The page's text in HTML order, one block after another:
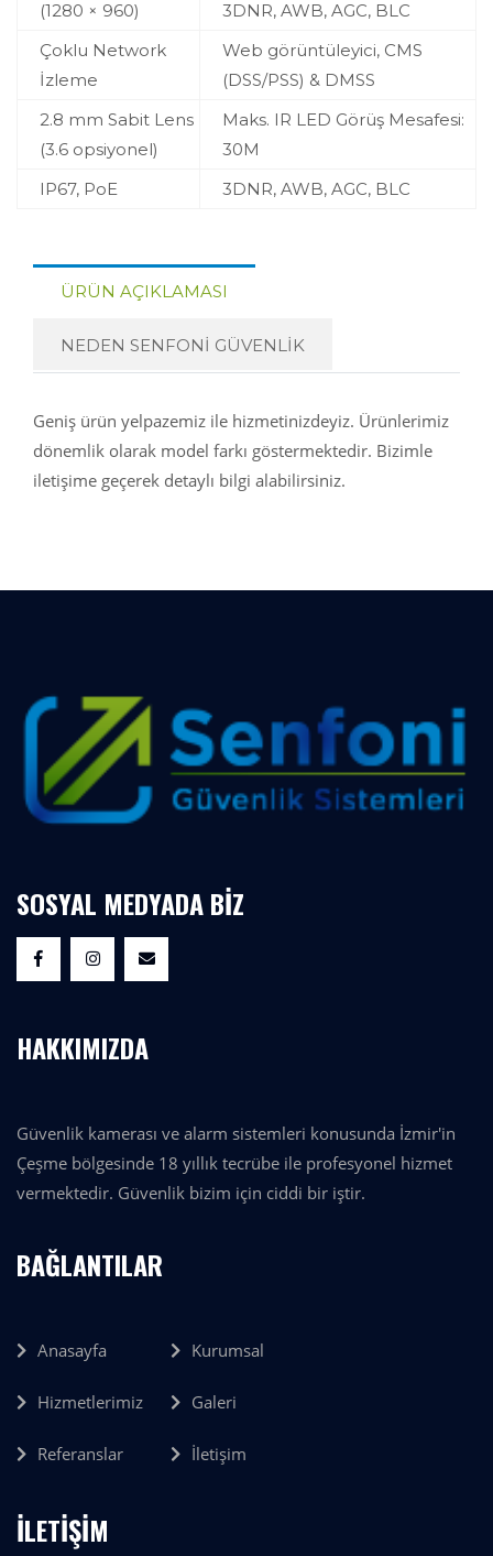
(1280 × 960)
3DNR, AWB, AGC, BLC
Çoklu Network
İzleme
Web görüntüleyici, CMS
(DSS/PSS) & DMSS
2.8 mm Sabit Lens
(3.6 opsiyonel)
Maks. IR LED Görüş Mesafesi:
30M
IP67, PoE
3DNR, AWB, AGC, BLC
ÜRÜN AÇIKLAMASI
NEDEN SENFONİ GÜVENLİK
Geniş ürün yelpazemiz ile hizmetinizdeyiz. Ürünlerimiz
dönemlik olarak model farkı göstermektedir. Bizimle
iletişime geçerek detaylı bilgi alabilirsiniz.
SOSYAL MEDYADA BİZ
HAKKIMIZDA
Güvenlik kamerası ve alarm sistemleri konusunda İzmir'in
Çeşme bölgesinde 18 yıllık tecrübe ile profesyonel hizmet
vermektedir. Güvenlik bizim için ciddi bir iştir.
BAĞLANTILAR
Anasayfa Kurumsal
Hizmetlerimiz Galeri
Referanslar İletişim
İLETİŞİM